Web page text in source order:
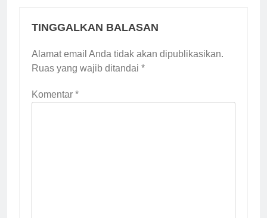
TINGGALKAN BALASAN
Alamat email Anda tidak akan dipublikasikan.
Ruas yang wajib ditandai *
Komentar *